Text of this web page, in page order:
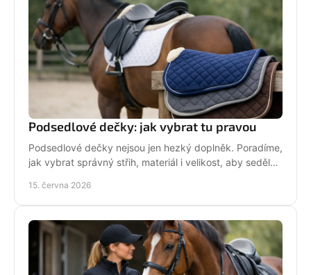
Podsedlové dečky: jak vybrat tu pravou
Podsedlové dečky nejsou jen hezký doplněk. Poradíme,
jak vybrat správný střih, materiál i velikost, aby seděly
15. června 2026